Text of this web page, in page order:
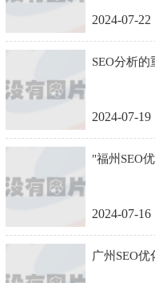
2024-07-22
SEO分析
2024-07-19
"福州SEO
2024-07-16
广州SEO